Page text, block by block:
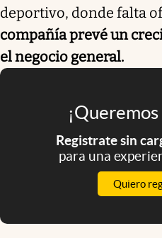
deportivo, donde falta
compañía prevé un
el negocio general.
Registrate sin
para una
Quiero